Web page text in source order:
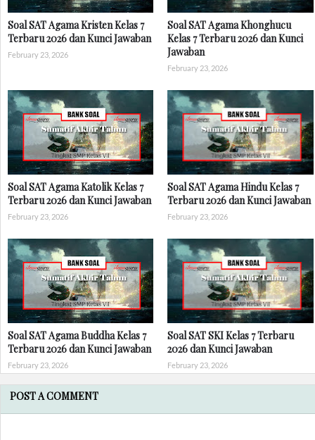
Soal SAT Agama Kristen Kelas 7
Terbaru 2026 dan Kunci Jawaban
February 23, 2026
Soal SAT Agama Khonghucu
Kelas 7 Terbaru 2026 dan Kunci
Jawaban
February 23, 2026
Soal SAT Agama Katolik Kelas 7
Terbaru 2026 dan Kunci Jawaban
February 23, 2026
Soal SAT Agama Hindu Kelas 7
Terbaru 2026 dan Kunci Jawaban
February 23, 2026
Soal SAT Agama Buddha Kelas 7
Terbaru 2026 dan Kunci Jawaban
February 23, 2026
Soal SAT SKI Kelas 7 Terbaru
2026 dan Kunci Jawaban
February 23, 2026
POST A COMMENT